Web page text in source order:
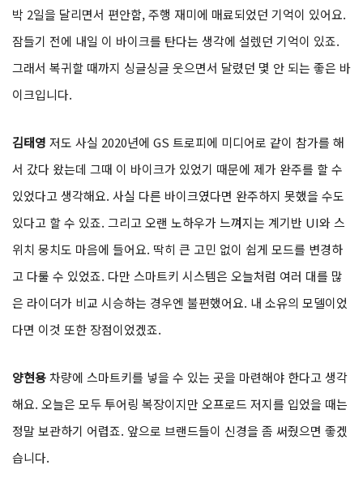
박 2일을 달리면서 편안함, 주행 재미에 매료되었던 기억이 있어요.
잠들기 전에 내일 이 바이크를 탄다는 생각에 설렜던 기억이 있죠.
그래서 복귀할 때까지 싱글싱글 웃으면서 달렸던 몇 안 되는 좋은 바
이크입니다.
김태영 저도 사실 2020년에 GS 트로피에 미디어로 같이 참가를 해
서 갔다 왔는데 그때 이 바이크가 있었기 때문에 제가 완주를 할 수
있었다고 생각해요. 사실 다른 바이크였다면 완주하지 못했을 수도
있다고 할 수 있죠. 그리고 오랜 노하우가 느껴지는 계기반 UI와 스
위치 뭉치도 마음에 들어요. 딱히 큰 고민 없이 쉽게 모드를 변경하
고 다룰 수 있었죠. 다만 스마트키 시스템은 오늘처럼 여러 대를 많
은 라이더가 비교 시승하는 경우엔 불편했어요. 내 소유의 모델이었
다면 이것 또한 장점이었겠죠.
양현용차량에 스마트키를 넣을 수 있는 곳을 마련해야 한다고 생각
해요. 오늘은 모두 투어링 복장이지만 오프로드 저지를 입었을 때는
정말 보관하기 어렵죠. 앞으로 브랜드들이 신경을 좀 써줬으면 좋겠
습니다.